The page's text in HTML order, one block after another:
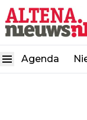
Agenda